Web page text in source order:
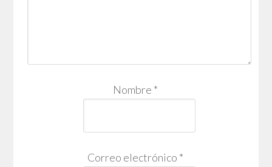
Nombre *
Correo electrónico *